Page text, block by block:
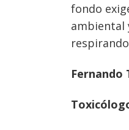
fondo
ambiental
Fernando